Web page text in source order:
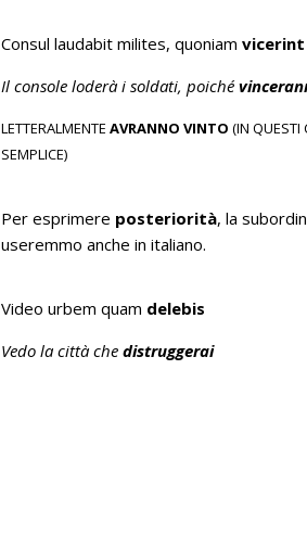
Consul laudabit milites, quoniam vicerint
Il console loderà i soldati, poiché
LETTERALMENTE AVRANNO VINTO (IN QUESTI
SEMPLICE)
Per esprimere posteriorità, la
useremmo anche in italiano.
Video urbem quam delebis
Vedo la città che distruggerai